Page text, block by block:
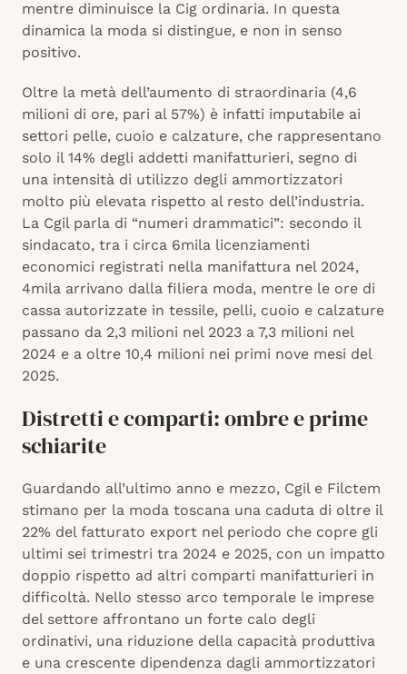
mentre diminuisce la Cig ordinaria. In questa
dinamica la moda si distingue, e non in senso
positivo.
Oltre la metà dell’aumento di straordinaria (4,6
milioni di ore, pari al 57%) è infatti imputabile ai
settori pelle, cuoio e calzature, che rappresentano
solo il 14% degli addetti manifatturieri, segno di
una intensità di utilizzo degli ammortizzatori
molto più elevata rispetto al resto dell’industria.
La Cgil parla di “numeri drammatici”: secondo il
sindacato, tra i circa 6mila licenziamenti
economici registrati nella manifattura nel 2024,
4mila arrivano dalla filiera moda, mentre le ore di
cassa autorizzate in tessile, pelli, cuoio e calzature
passano da 2,3 milioni nel 2023 a 7,3 milioni nel
2024 e a oltre 10,4 milioni nei primi nove mesi del
2025.
Distretti e comparti: ombre e prime
schiarite
Guardando all’ultimo anno e mezzo, Cgil e Filctem
stimano per la moda toscana una caduta di oltre il
22% del fatturato export nel periodo che copre gli
ultimi sei trimestri tra 2024 e 2025, con un impatto
doppio rispetto ad altri comparti manifatturieri in
difficoltà. Nello stesso arco temporale le imprese
del settore affrontano un forte calo degli
ordinativi, una riduzione della capacità produttiva
e una crescente dipendenza dagli ammortizzatori